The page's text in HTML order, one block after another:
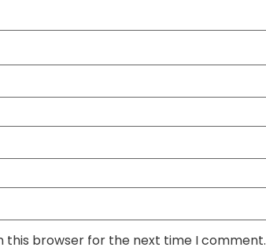
this browser for the next time I comment.